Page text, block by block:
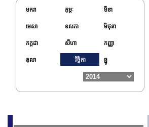
មករា កុម្ភៈ មីនា
មេសា ឧសភា មិថុនា
កក្កដា សីហា កញ្ញា
តុលា វិច្ឆិកា ធ្នូ